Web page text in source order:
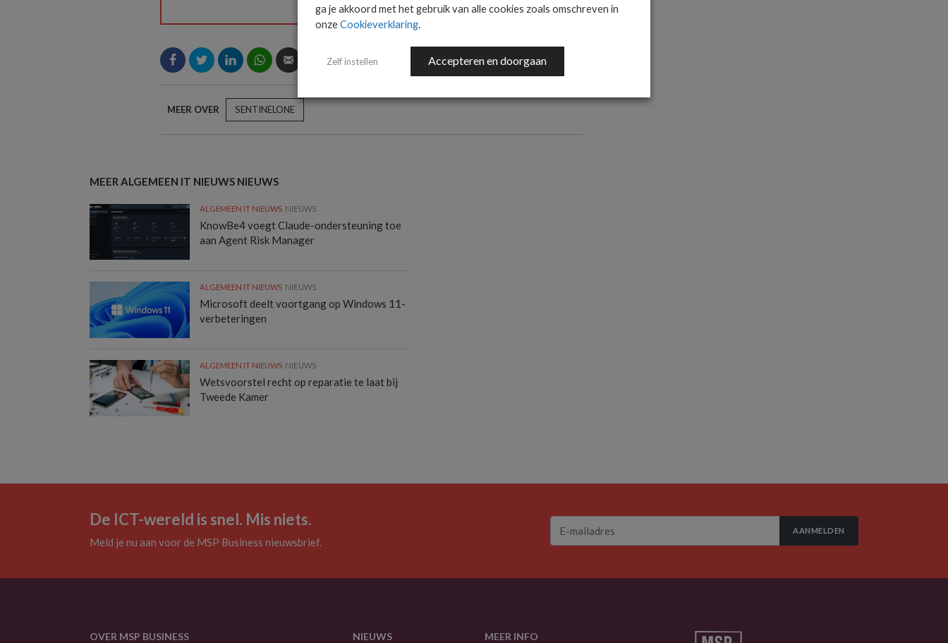
MEER OVER SENTINELONE
MEER ALGEMEEN IT NIEUWS NIEUWS
ALGEMEEN IT NIEUWS NIEUWS
KnowBe4 voegt Claude-ondersteuning toe
aan Agent Risk Manager
ALGEMEEN IT NIEUWS NIEUWS
Microsoft deelt voortgang op Windows 11-
verbeteringen
ALGEMEEN IT NIEUWS NIEUWS
Wetsvoorstel recht op reparatie te laat bij
Tweede Kamer
De ICT-wereld is snel. Mis niets.
Meld je nu aan voor de MSP Business nieuwsbrief.
AANMELDEN
OVER MSP BUSINESS NIEUWS MEER INFO
ga je akkoord met het gebruik van alle cookies zoals omschreven in
onzeCookieverklaring.
Zelf instellen Accepteren en doorgaan